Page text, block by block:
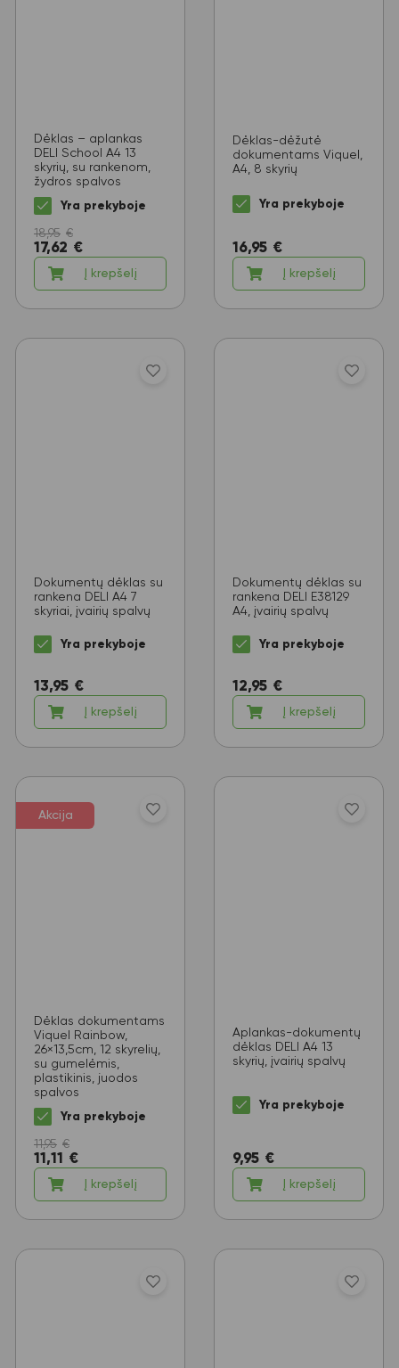
Dėklas – aplankas
DELI School A4 13
skyrių, su rankenom,
žydros spalvos
Yra prekyboje
18,95 €
17,62 €
Į krepšelį
Dėklas-dėžutė
dokumentams Viquel,
A4, 8 skyrių
Yra prekyboje
16,95 €
Į krepšelį
Dokumentų dėklas su
rankena DELI A4 7
skyriai, įvairių spalvų
Yra prekyboje
13,95 €
Į krepšelį
Dokumentų dėklas su
rankena DELI E38129
A4, įvairių spalvų
Yra prekyboje
12,95 €
Į krepšelį
Akcija
Dėklas dokumentams
Viquel Rainbow,
26×13,5cm, 12 skyrelių,
su gumelėmis,
plastikinis, juodos
spalvos
Yra prekyboje
11,95 €
11,11 €
Į krepšelį
Aplankas-dokumentų
dėklas DELI A4 13
skyrių, įvairių spalvų
Yra prekyboje
9,95 €
Į krepšelį